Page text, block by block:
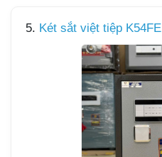
5. Két sắt việt tiệp K54FE